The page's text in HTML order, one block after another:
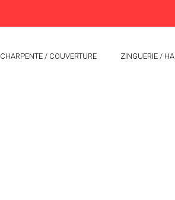
CHARPENTE / COUVERTURE ZINGUERIE /